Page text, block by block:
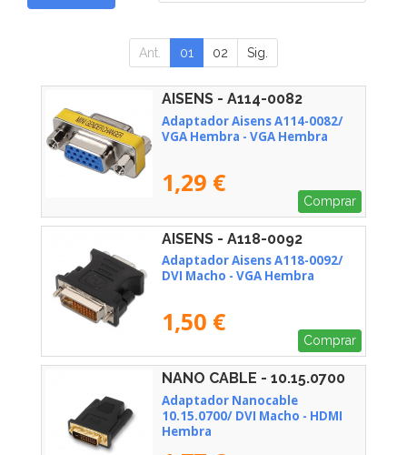
Ant. 01 02 Sig.
AISENS - A114-0082
Adaptador Aisens A114-0082/
VGA Hembra - VGA Hembra
1,29 €
Comprar
AISENS - A118-0092
Adaptador Aisens A118-0092/
DVI Macho - VGA Hembra
1,50 €
Comprar
NANO CABLE - 10.15.0700
Adaptador Nanocable
10.15.0700/ DVI Macho - HDMI
Hembra